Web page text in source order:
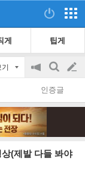
게 팁게
기
공
on/off
검
색
글
쓰
인증글
(제발 다들 봐야